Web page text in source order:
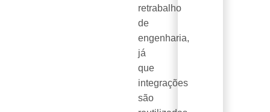
retrabalho
de
engenharia,
já
que
integrações
são